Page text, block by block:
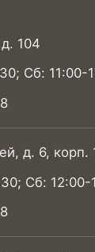
104
Сб: 11:00-
д. 6, корп.
Сб: 12:00-